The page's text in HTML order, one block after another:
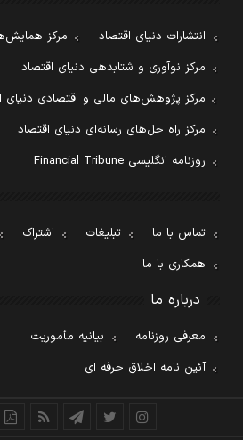
انتشارات دنیای اقتصاد
مرکز
مرکز نوآوری و شتابدهی دنیای اقتصاد
مرکز پژوهش‌های مالی و اقتصادی دنیای
مرکز راه حل‌های رسانه‌ای دنیای اقتصاد
روزنامه انگلیسی Financial Tribune
تماس با ما تبلیغات اشتراک
همکاری با ما
درباره ما
معرفی روزنامه
بیانیه مأموریت
آئین نامه اخلاق حرفه ای